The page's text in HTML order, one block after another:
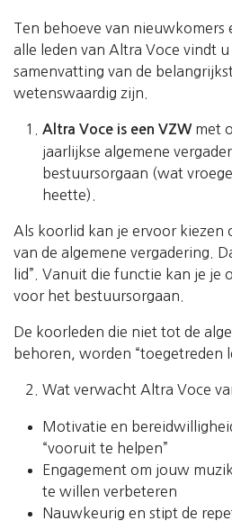
Ten behoeve van nieuwkomers
alle leden van Altra Voce vindt
samenvatting van de
wetenswaardig zijn.
Altra Voce is een VZWmet
jaarlijkse algemene
bestuursorgaan (wat
heette).
Als koorlid kan je ervoor kiezen
van de algemene vergadering.
lid”. Vanuit die functie kan je je
voor het bestuursorgaan.
De koorleden die niet tot de
behoren, worden “toegetreden
Wat verwacht Altra Voce
Motivatie en
“vooruit te helpen”
Engagement om jouw
te willen verbeteren
Nauwkeurig en stipt de